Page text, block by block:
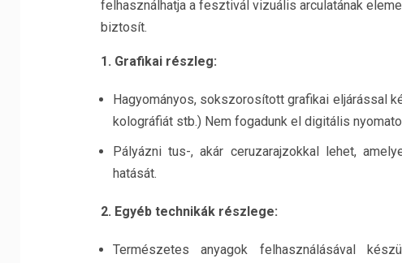
felhasználhatja a fesztivál vizuális arculatának
biztosít.
1. Grafikai részleg:
Hagyományos, sokszorosított grafikai eljárással
kolográfiát stb.) Nem fogadunk el digitális
Pályázni tus-, akár ceruzarajzokkal lehet,
hatását.
2. Egyéb technikák részlege:
Természetes anyagok felhasználásával